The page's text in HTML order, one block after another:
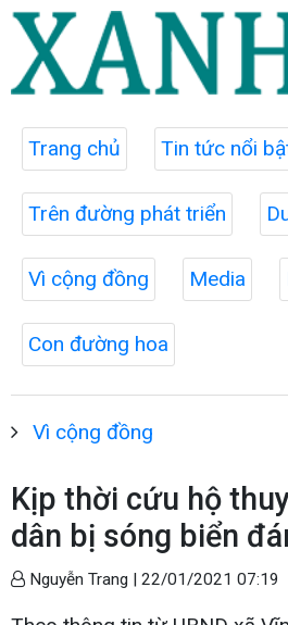
Trang chủ Tin tức nổi
Trên đường phát triển
Vì cộng đồng Media
Con đường hoa
Vì cộng đồng
Kịp thời cứu hộ
dân bị sóng biển
Nguyễn Trang | 22/01/2021 07:19